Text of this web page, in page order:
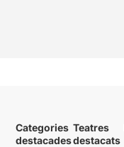
Categories
destacades
Teatres
destacats